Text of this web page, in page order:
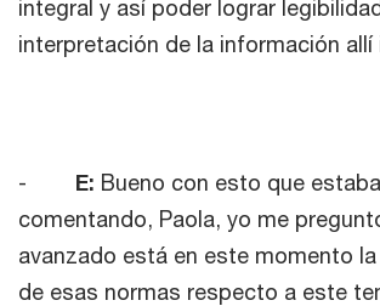
integral y así poder lograr
interpretación de la información allí
- E: Bueno con esto que
comentando, Paola, yo me
avanzado está en este momento
de esas normas respecto a este